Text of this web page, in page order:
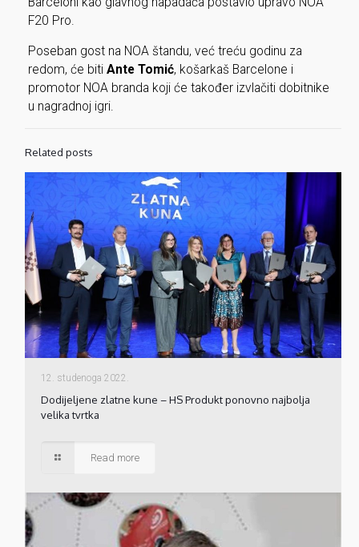
F20 Pro.
Poseban gost na NOA štandu, već treću godinu za
redom, će biti Ante Tomić, košarkaš Barcelone i
promotor NOA branda koji će također izvlačiti dobitnike
u nagradnoj igri.
Related posts
12. studenoga 2022.
Dodijeljene zlatne kune – HS Produkt ponovno najbolja
velika tvrtka
Read more